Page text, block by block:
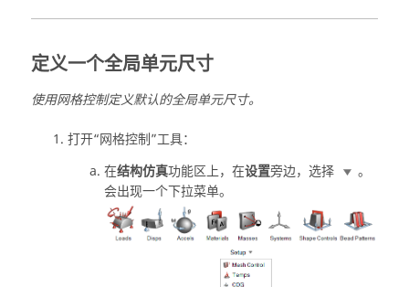
定义一个全局单元尺寸
使用网格控制定义默认的全局单元尺寸。
打开“网格控制”工具：
在结构仿真功能区上，在设置旁边，选择
。
会出现一个下拉菜单。